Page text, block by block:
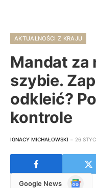
AKTUALNOŚCI Z KRAJU
Mandat za
szybie.
odkleić?
kontrole
IGNACY MICHAŁOWSKI 26
Google News
Google